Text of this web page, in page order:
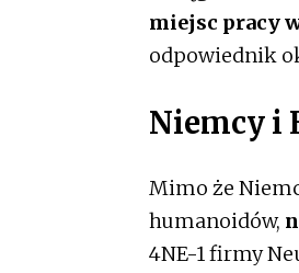
miejsc pracy
odpowiednik
Niemcy i
Mimo że
humanoidów,
4NE-1 firmy